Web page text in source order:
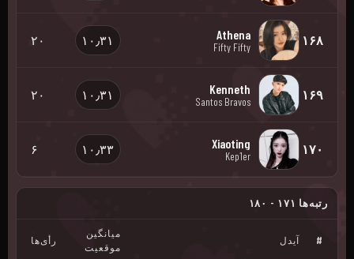
۱۶۸ Athena
Fifty Fifty ۱۰٫۳۱ ۲۰
۱۶۹ Kenneth
Santos Bravos ۱۰٫۳۱ ۲۰
۱۷۰ Xiaoting
Kep1er ۱۰٫۳۳ ۶
رتبه‌ها ۱۷۱ - ۱۸۰
# آیدل
میانگین
موقعیت
رأی‌ها